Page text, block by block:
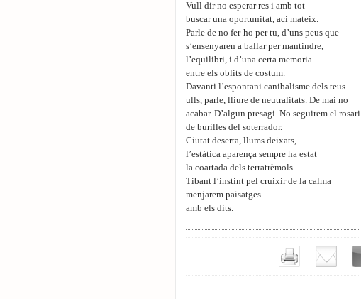
Vull dir no esperar res i amb tot
buscar una oportunitat, aci mateix.
Parle de no fer-ho per tu, d’uns peus que
s’ensenyaren a ballar per mantindre,
l’equilibri, i d’una certa memoria
entre els oblits de costum.
Davanti l’espontani canibalisme dels teus
ulls, parle, lliure de neutralitats. De mai no
acabar. D’algun presagi. No seguirem el rosari
de burilles del soterrador.
Ciutat deserta, llums deixats,
l’estàtica aparença sempre ha estat
la coartada dels terratrèmols.
Tibant l’instint pel cruixir de la calma
menjarem paisatges
amb els dits.